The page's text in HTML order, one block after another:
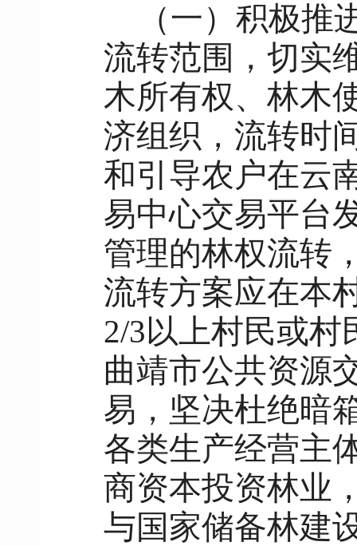
（一）积极
流转范围，切实
木所有权、林木
济组织，流转时
和引导农户在云
易中心交易平台
管理的林权流转
流转方案应在本
2/3以上村民或村
曲靖市公共资源
易，坚决杜绝暗
各类生产经营主
商资本投资林业
与国家储备林建